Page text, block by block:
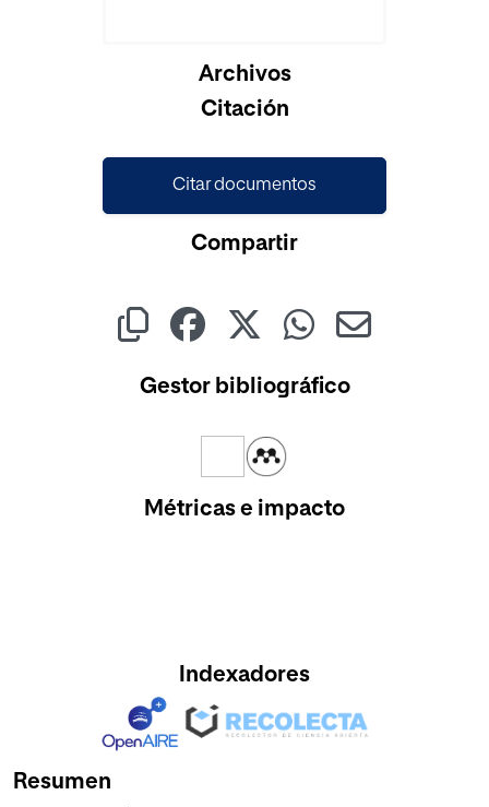
Archivos
Citación
Citar documentos
Compartir
Gestor bibliográfico
Métricas e impacto
Indexadores
Resumen